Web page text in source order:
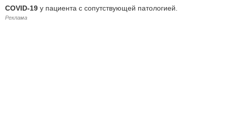
COVID-19 у пациента с сопутствующей патологией.
Реклама